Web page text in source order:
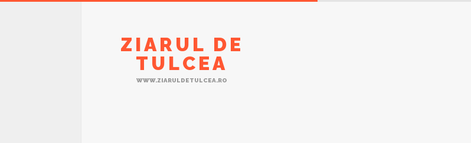
ZIARUL DE
TULCEA
WWW.ZIARULDETULCEA.RO